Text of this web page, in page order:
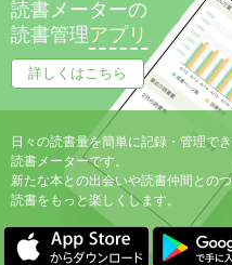
読書メーターの
読書管理アプリ
詳しくはこちら
日々の読書量を簡単に記録・管理で
読書メーターです。
新たな本との出会いや読書仲間とのつ
読書をもっと楽しくします。